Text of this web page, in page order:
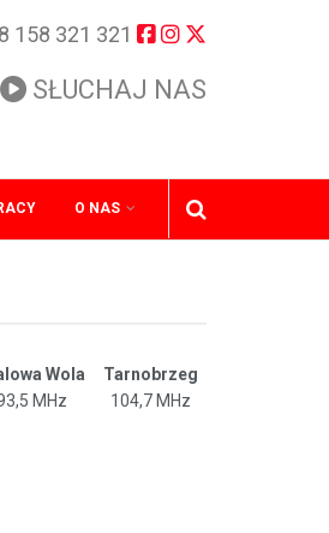
158 321 321
SŁUCHAJ NAS
O NAS
Wola
Tarnobrzeg
MHz 104,7 MHz